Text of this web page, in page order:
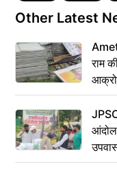
Other Latest
राम